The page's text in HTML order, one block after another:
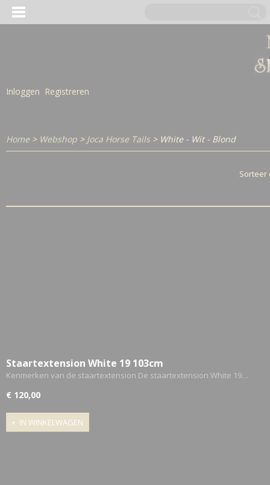
Inloggen Registreren
Home> Webshop > Joca Horse Tails > White - Wit - Blond
Staartextension White 19 103cm
Kenmerken van de staartextension De staartextension White 19…
€ 120,00
IN WINKELWAGEN